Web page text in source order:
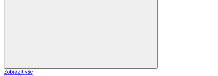
Zobrazit vše